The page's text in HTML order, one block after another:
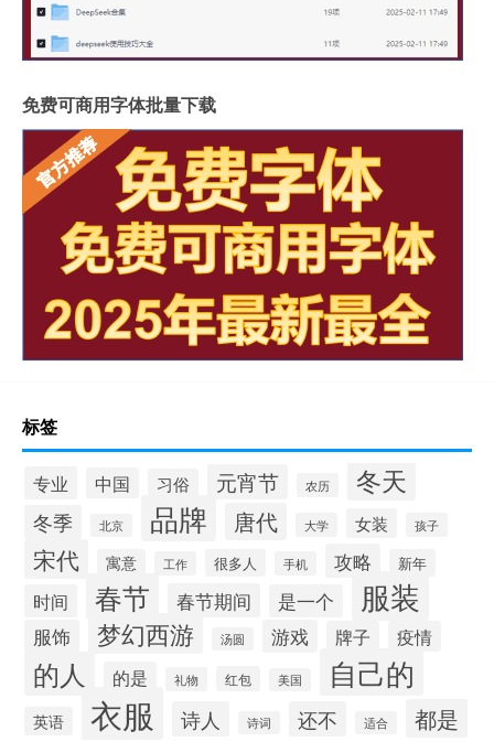
免费可商用字体批量下载
标签
专业 中国 习俗 元宵节 农历 冬天
冬季 北京 品牌 唐代 大学 女装 孩子
宋代 寓意 工作 很多人 手机 攻略 新年
时间 春节 春节期间 是一个 服装
服饰 梦幻西游 汤圆 游戏 牌子 疫情
的人 的是 礼物 红包 美国 自己的
英语 衣服 诗人 诗词 还不 适合 都是